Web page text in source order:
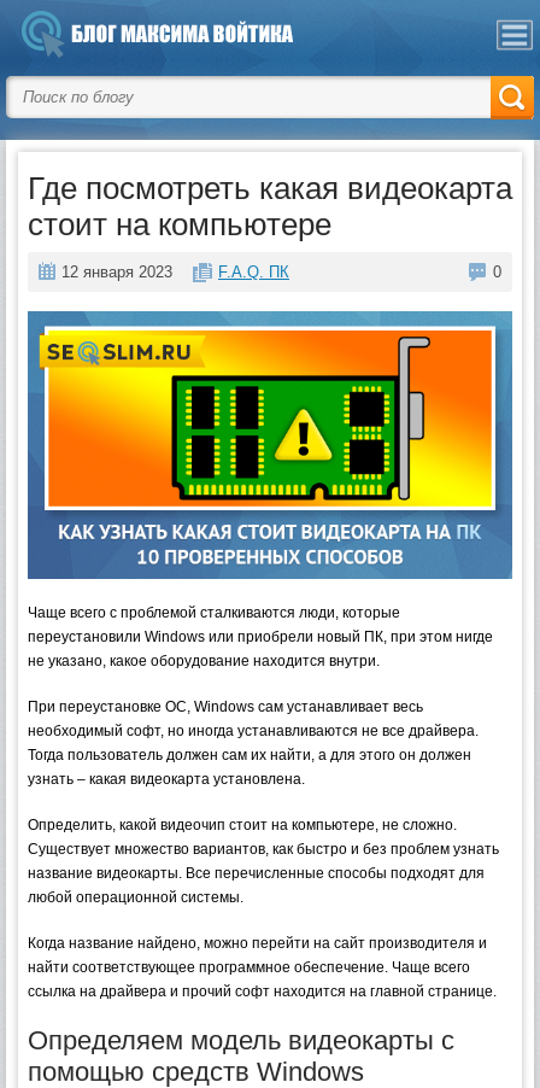
Где посмотреть какая видеокарта
стоит на компьютере
12 января 2023 F.A.Q. ПК 0
Чаще всего с проблемой сталкиваются люди, которые
переустановили Windows или приобрели новый ПК, при этом нигде
не указано, какое оборудование находится внутри.
При переустановке ОС, Windows сам устанавливает весь
необходимый софт, но иногда устанавливаются не все драйвера.
Тогда пользователь должен сам их найти, а для этого он должен
узнать – какая видеокарта установлена.
Определить, какой видеочип стоит на компьютере, не сложно.
Существует множество вариантов, как быстро и без проблем узнать
название видеокарты. Все перечисленные способы подходят для
любой операционной системы.
Когда название найдено, можно перейти на сайт производителя и
найти соответствующее программное обеспечение. Чаще всего
ссылка на драйвера и прочий софт находится на главной странице.
Определяем модель видеокарты с
помощью средств Windows